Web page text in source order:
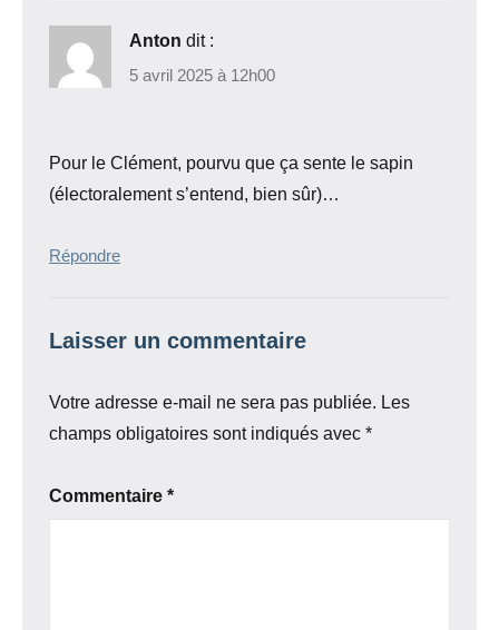
Anton dit :
5 avril 2025 à 12h00
Pour le Clément, pourvu que ça sente le sapin
(électoralement s’entend, bien sûr)…
Répondre
Laisser un commentaire
Votre adresse e-mail ne sera pas publiée. Les
champs obligatoires sont indiqués avec *
Commentaire *